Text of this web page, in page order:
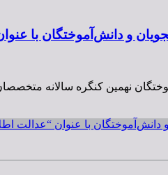
و دانش‌آموختگان با
با عنوان “عدالت